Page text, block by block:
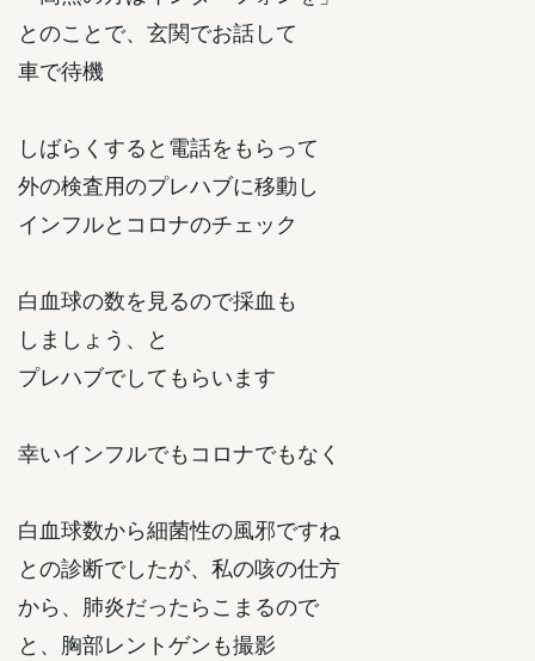
とのことで、玄関でお話して
車で待機
しばらくすると電話をもらって
外の検査用のプレハブに移動し
インフルとコロナのチェック
白血球の数を見るので採血も
しましょう、と
プレハブでしてもらいます
幸いインフルでもコロナでもなく
白血球数から細菌性の風邪ですね
との診断でしたが、私の咳の仕方
から、肺炎だったらこまるので
と、胸部レントゲンも撮影